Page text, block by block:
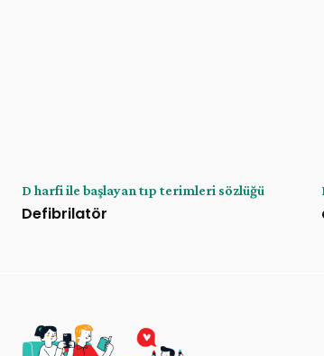
D harfi ile başlayan tıp terimleri sözlüğü
Defibrilatör